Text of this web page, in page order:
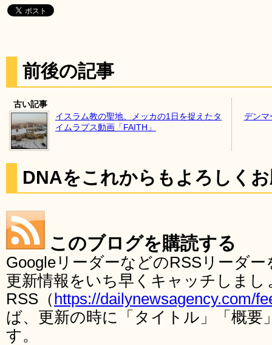
前後の記事
古い記事
イスラム教の聖地、メッカの1日を捉えたタ
イムラプス動画「FAITH」
デンマ
DNAをこれからもよろしく
このブログを購読する
GoogleリーダーなどのRSSリーダ
更新情報をいち早くキャッチしま
RSS（ https://dailynewsagency.com/
ば、更新の時に「タイトル」「概要
す。